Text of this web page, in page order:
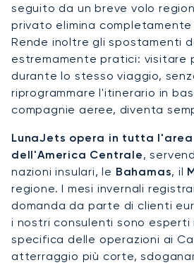
seguito da un breve volo
privato elimina
Rende inoltre gli spostamenti
estremamente pratici: visitare
durante lo stesso viaggio,
riprogrammare l'itinerario in
compagnie aeree, diventa
LunaJets opera in tutta
dell'America Centrale,
nazioni insulari, le Bahamas, il
regione. I mesi invernali
domanda da parte di clienti
i nostri consulenti sono esperti
specifica delle operazioni ai
atterraggio più corte,